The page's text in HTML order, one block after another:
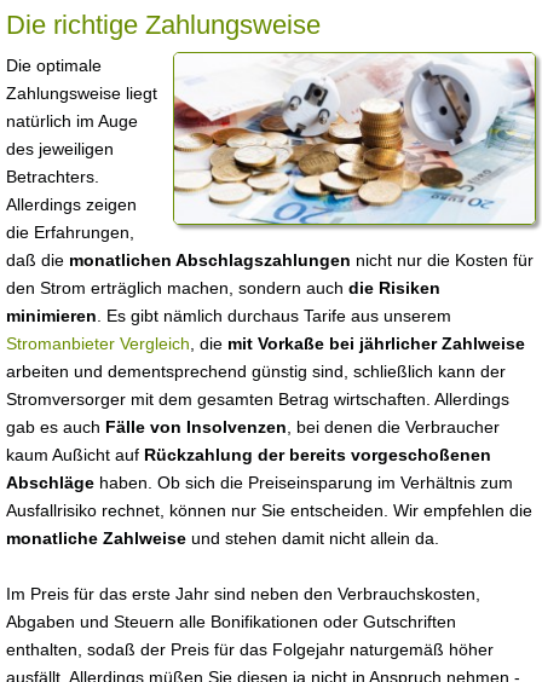
Die richtige Zahlungsweise
Die optimale
Zahlungsweise liegt
natürlich im Auge
des jeweiligen
Betrachters.
Allerdings zeigen
die Erfahrungen,
daß die monatlichen Abschlagszahlungen nicht nur die Kosten für
den Strom erträglich machen, sondern auch die Risiken
minimieren . Es gibt nämlich durchaus Tarife aus unserem
Stromanbieter Vergleich , die mit Vorkaße bei jährlicher Zahlweise
arbeiten und dementsprechend günstig sind, schließlich kann der
Stromversorger mit dem gesamten Betrag wirtschaften. Allerdings
gab es auch Fälle von Insolvenzen , bei denen die Verbraucher
kaum Außicht auf Rückzahlung der bereits vorgeschoßenen
Abschläge haben. Ob sich die Preiseinsparung im Verhältnis zum
Ausfallrisiko rechnet, können nur Sie entscheiden. Wir empfehlen die
monatliche Zahlweise und stehen damit nicht allein da.
Im Preis für das erste Jahr sind neben den Verbrauchskosten,
Abgaben und Steuern alle Bonifikationen oder Gutschriften
enthalten, sodaß der Preis für das Folgejahr naturgemäß höher
ausfällt. Allerdings müßen Sie diesen ja nicht in Anspruch nehmen -